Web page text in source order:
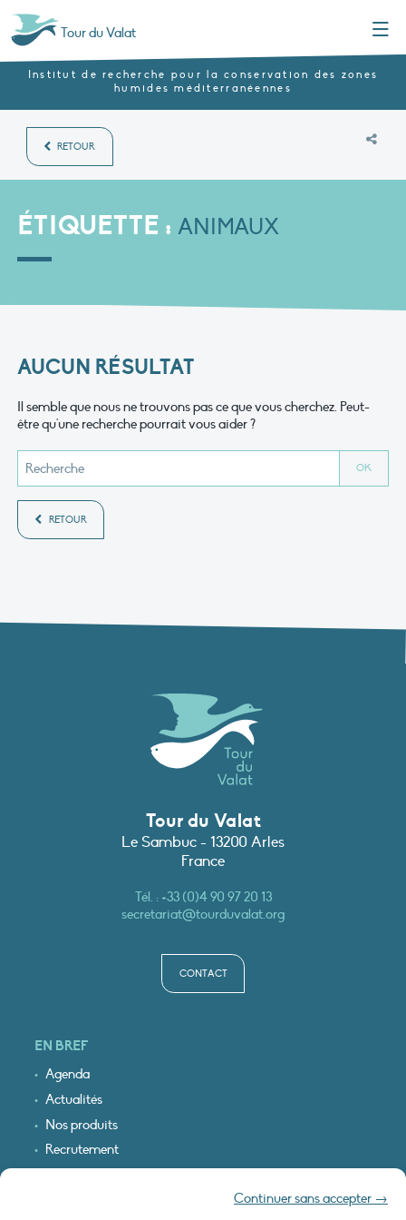
Continuer sans accepter →
Tour du Valat
Institut de recherche pour la conservation des zones
humides méditerranéennes
RETOUR
ÉTIQUETTE : ANIMAUX
AUCUN RÉSULTAT
Il semble que nous ne trouvons pas ce que vous cherchez. Peut-
être qu'une recherche pourrait vous aider ?
RETOUR
Tour du Valat
Le Sambuc - 13200 Arles
France
Tél. :+33 (0)4 90 97 20 13
secretariat@tourduvalat.org
CONTACT
EN BREF
Agenda
Actualités
Nos produits
Recrutement